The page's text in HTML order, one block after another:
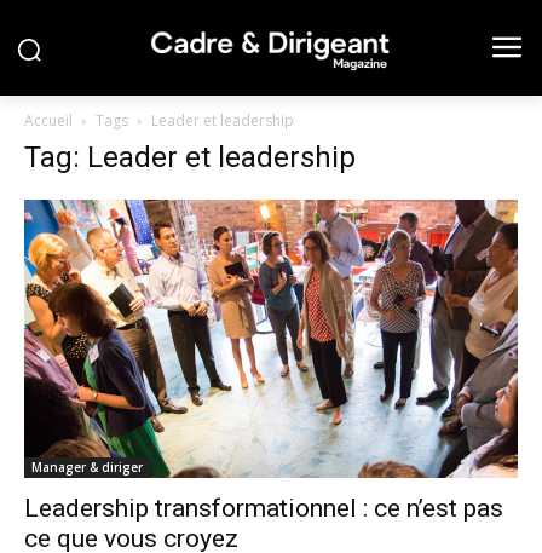
Accueil Tags Leader et leadership
Tag: Leader et leadership
Manager & diriger
Leadership transformationnel : ce n’est pas
ce que vous croyez